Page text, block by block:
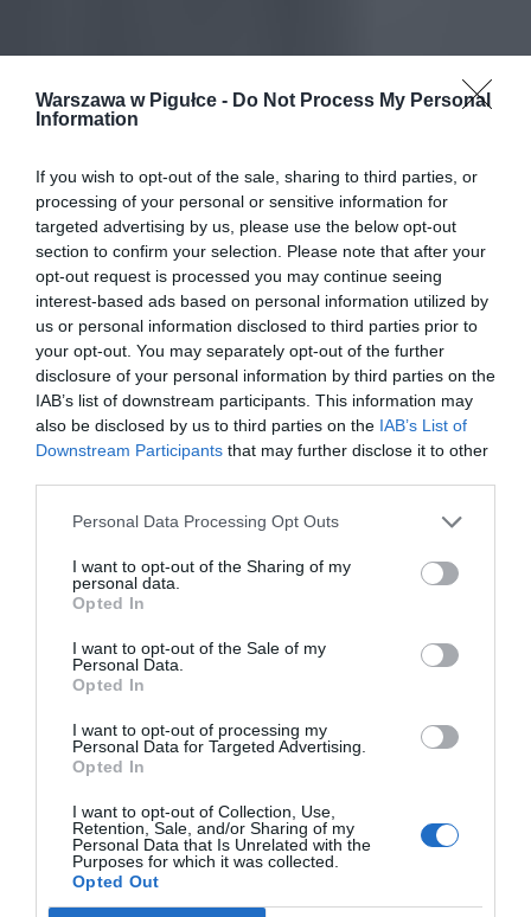
Warszawa w Pigułce - Do Not Process My Personal
Information
If you wish to opt-out of the sale, sharing to third parties, or
processing of your personal or sensitive information for
targeted advertising by us, please use the below opt-out
section to confirm your selection. Please note that after your
opt-out request is processed you may continue seeing
interest-based ads based on personal information utilized by
us or personal information disclosed to third parties prior to
your opt-out. You may separately opt-out of the further
disclosure of your personal information by third parties on the
IAB’s list of downstream participants. This information may
also be disclosed by us to third parties on the IAB’s List of
Downstream Participants that may further disclose it to other
Personal Data Processing Opt Outs
I want to opt-out of the Sharing of my
personal data.
Opted In
I want to opt-out of the Sale of my
Personal Data.
Opted In
I want to opt-out of processing my
Personal Data for Targeted Advertising.
Opted In
I want to opt-out of Collection, Use,
Retention, Sale, and/or Sharing of my
Personal Data that Is Unrelated with the
Purposes for which it was collected.
Opted Out